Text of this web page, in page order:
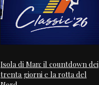
Isola di Man: il countdown dei
trenta giorni e la rotta del